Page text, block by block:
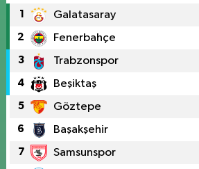
1 Galatasaray
2 Fenerbahçe
3 Trabzonspor
4 Beşiktaş
5 Göztepe
6 Başakşehir
7 Samsunspor